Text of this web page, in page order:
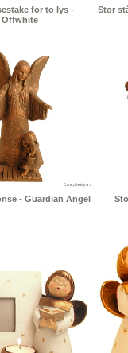
for to lys -
Offwhite
Stor
- Guardian Angel